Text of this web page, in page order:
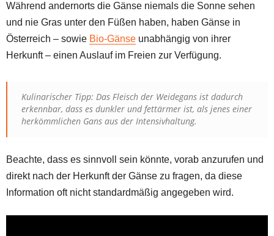
Während andernorts die Gänse niemals die Sonne sehen
und nie Gras unter den Füßen haben, haben Gänse in
Österreich – sowie Bio-Gänse unabhängig von ihrer
Herkunft – einen Auslauf im Freien zur Verfügung.
Kulinarischer Tipp: Das Fleisch der Weidegans ist dadurch
erkennbar, dass es dunkler und fettärmer ist, als jenes einer
herkömmlichen Gans aus der Intensivhaltung.
Beachte, dass es sinnvoll sein könnte, vorab anzurufen und
direkt nach der Herkunft der Gänse zu fragen, da diese
Information oft nicht standardmäßig angegeben wird.